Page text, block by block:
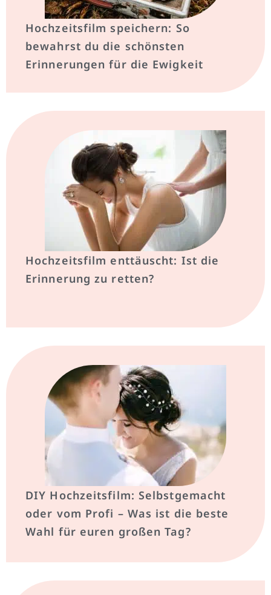
Hochzeitsfilm speichern: So
bewahrst du die schönsten
Erinnerungen für die Ewigkeit
Hochzeitsfilm enttäuscht: Ist die
Erinnerung zu retten?
DIY Hochzeitsfilm: Selbstgemacht
oder vom Profi – Was ist die beste
Wahl für euren großen Tag?